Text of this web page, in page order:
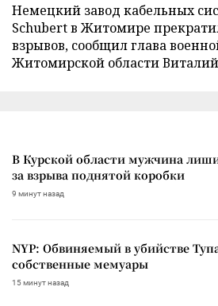
Немецкий завод кабельных
Schubert в Житомире
взрывов, сообщил глава
Житомирской области
В Курской области мужчина
за взрыва поднятой коробки
9 минут назад
NYP: Обвиняемый в убийстве
собственные мемуары
15 минут назад